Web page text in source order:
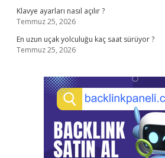
Klavye ayarları nasıl açılır ?
Temmuz 25, 2026
En uzun uçak yolculuğu kaç saat sürüyor ?
Temmuz 25, 2026